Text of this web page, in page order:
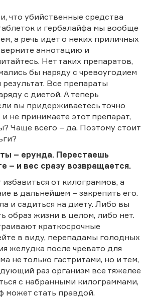
что убийственные средства
и гербалайфа мы вообще
а речь идет о неких приличных
аннотацию и
Нет таких препаратов,
бы наряду с чревоугодием
Все препараты
с диетой. А теперь
вы придерживаетесь точно
не принимаете этот препарат,
Чаще всего – да. Поэтому стоит
– ерунда. Перестаешь
– и вес сразу возвращается.
от килограммов, а
в дальнейшем – закрепить его.
и садиться на диету. Либо вы
образ жизни в целом, либо нет.
краткосрочные
в виду, перепадамы голодных
желудка после чревато для
не только гастритами, но и тем,
раз организм все тяжелее
с набранными килограммами,
может стать правдой.